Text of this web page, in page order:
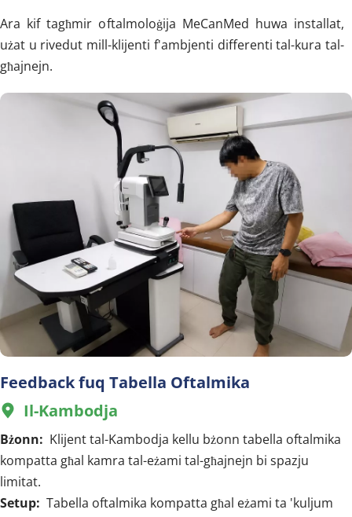
Ara kif tagħmir oftalmoloġija MeCanMed huwa installat,
użat u rivedut mill-klijenti f'ambjenti differenti tal-kura tal-
għajnejn.
Feedback fuq Tabella Oftalmika
 Il-Kambodja
Bżonn: Klijent tal-Kambodja kellu bżonn tabella oftalmika
kompatta għal kamra tal-eżami tal-għajnejn bi spazju
limitat.
Setup: Tabella oftalmika kompatta għal eżami ta 'kuljum